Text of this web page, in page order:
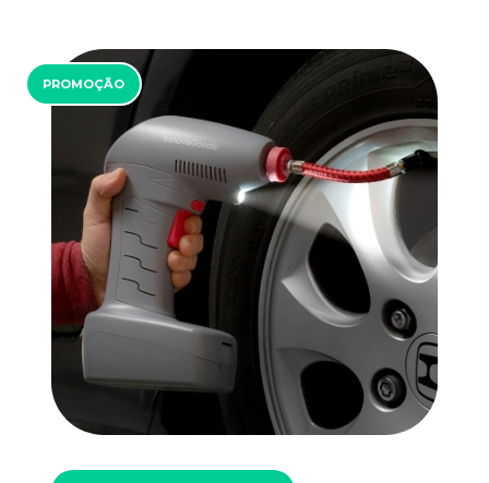
PROMOÇÃO